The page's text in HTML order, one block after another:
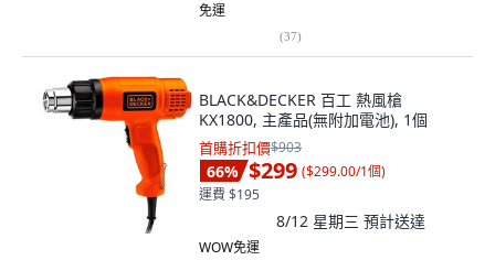
免運
(37)
BLACK&DECKER 百工 熱風槍
KX1800, 主產品(無附加電池), 1個
首購折扣價$903
66% $299 ($299.00/1個)
運費 $195
8/12 星期三 預計送達
WOW免運